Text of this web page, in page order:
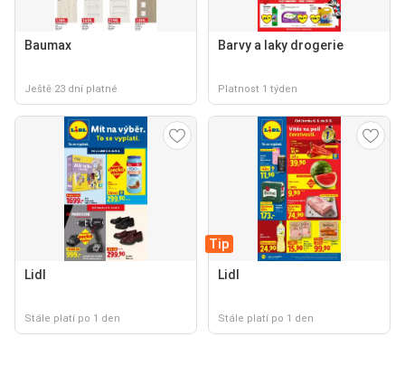
Baumax
Ještě 23 dní platné
Barvy a laky drogerie
Platnost 1 týden
Lidl
Stále platí po 1 den
Tip
Lidl
Stále platí po 1 den